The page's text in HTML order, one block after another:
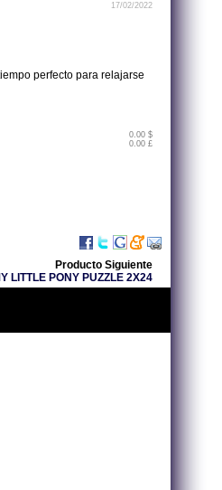
17/02/2022
perfecto para relajarse
0.00 $
0.00 £
Producto Siguiente
LITTLE PONY PUZZLE 2X24